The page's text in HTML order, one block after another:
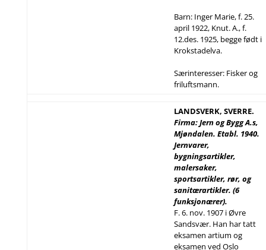
Barn: Inger Marie, f. 25.
april 1922, Knut. A., f.
12.des. 1925, begge født i
Krokstadelva.
Særinteresser: Fisker og
friluftsmann.
LANDSVERK, SVERRE.
Firma: Jern og Bygg A.s,
Mjøndalen. Etabl. 1940.
Jernvarer,
bygningsartikler,
malersaker,
sportsartikler, rør, og
sanitærartikler. (6
funksjonærer).
F. 6. nov. 1907 i Øvre
Sandsvær. Han har tatt
eksamen artium og
eksamen ved Oslo